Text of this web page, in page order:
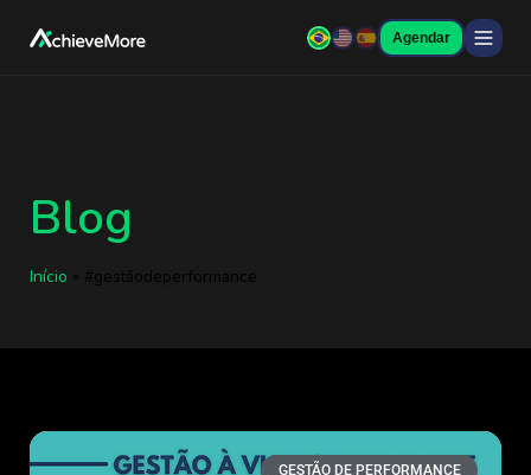
Agendar
Blog
Início » #gestãodeperformance
GESTÃO DE PERFORMANCE